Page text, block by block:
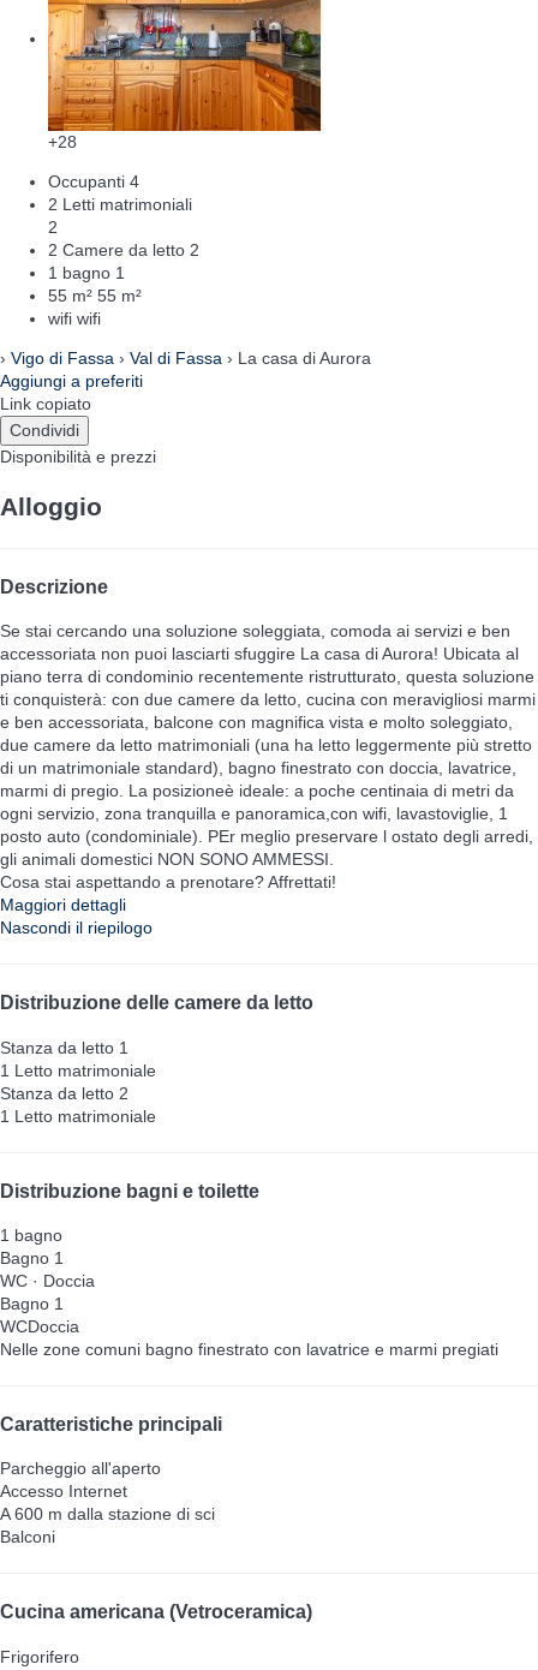
+28
Occupanti 4
2 Letti matrimoniali
2
2 Camere da letto 2
1 bagno 1
55 m² 55 m²
wifi wifi
› Vigo di Fassa › Val di Fassa › La casa di Aurora
Aggiungi a preferiti
Link copiato
Condividi
Disponibilità e prezzi
Alloggio
Descrizione
Se stai cercando una soluzione soleggiata, comoda ai servizi e ben
accessoriata non puoi lasciarti sfuggire La casa di Aurora! Ubicata al
piano terra di condominio recentemente ristrutturato, questa soluzione
ti conquisterà: con due camere da letto, cucina con meravigliosi marmi
e ben accessoriata, balcone con magnifica vista e molto soleggiato,
due camere da letto matrimoniali (una ha letto leggermente più stretto
di un matrimoniale standard), bagno finestrato con doccia, lavatrice,
marmi di pregio. La posizioneè ideale: a poche centinaia di metri da
ogni servizio, zona tranquilla e panoramica,con wifi, lavastoviglie, 1
posto auto (condominiale). PEr meglio preservare l ostato degli arredi,
gli animali domestici NON SONO AMMESSI.
Cosa stai aspettando a prenotare? Affrettati!
Maggiori dettagli
Nascondi il riepilogo
Distribuzione delle camere da letto
Stanza da letto 1
1 Letto matrimoniale
Stanza da letto 2
1 Letto matrimoniale
Distribuzione bagni e toilette
1 bagno
Bagno 1
WC · Doccia
Bagno 1
WCDoccia
Nelle zone comuni bagno finestrato con lavatrice e marmi pregiati
Caratteristiche principali
Parcheggio all'aperto
Accesso Internet
A 600 m dalla stazione di sci
Balconi
Cucina americana (Vetroceramica)
Frigorifero